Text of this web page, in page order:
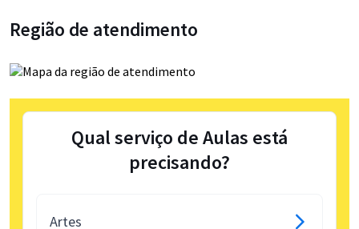
Região de atendimento
Qual serviço de Aulas está
precisando?
Artes